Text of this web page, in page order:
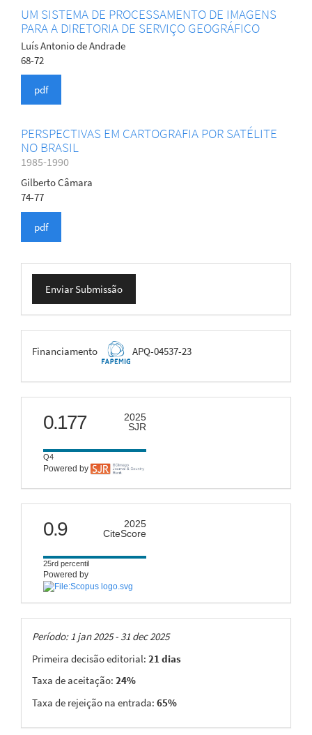
UM SISTEMA DE PROCESSAMENTO DE IMAGENS
PARA A DIRETORIA DE SERVIÇO GEOGRÁFICO
Luís Antonio de Andrade
68-72
pdf
PERSPECTIVAS EM CARTOGRAFIA POR SATÉLITE
NO BRASIL
1985-1990
Gilberto Câmara
74-77
pdf
Enviar
Submissão
Enviar Submissão
FAPEMIG
Financiamento APQ-04537-23
scimago
0.177
2025
SJR
Q4
Powered by
citescore
0.9
2025
CiteScore
25rd percentil
Powered by
Taxas
Período: 1 jan 2025 - 31 dec 2025
Primeira decisão editorial: 21 dias
Taxa de aceitação: 24%
Taxa de rejeição na entrada: 65%